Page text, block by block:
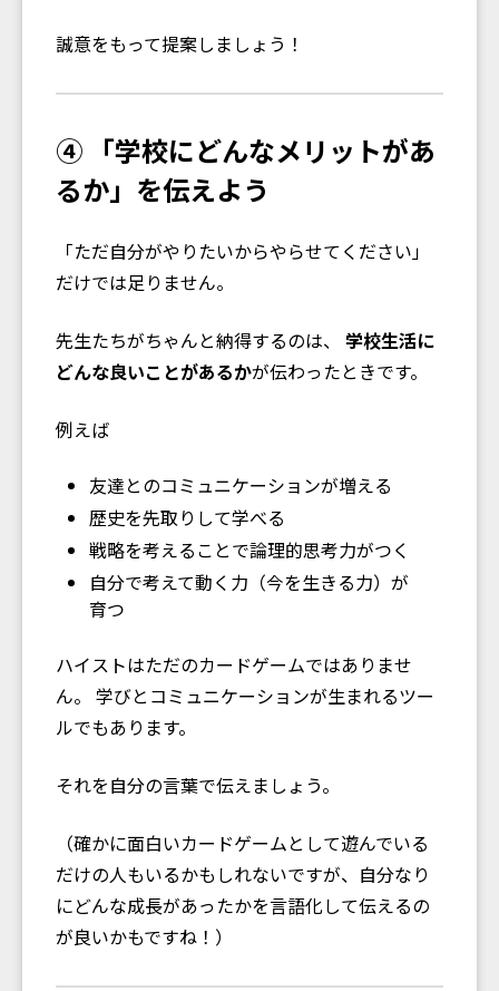
誠意をもって提案しましょう！
④ 「学校にどんなメリットがあ
るか」を伝えよう
「ただ自分がやりたいからやらせてください」
だけでは足りません。
先生たちがちゃんと納得するのは、 学校生活に
どんな良いことがあるかが伝わったときです。
例えば――
友達とのコミュニケーションが増える
歴史を先取りして学べる
戦略を考えることで論理的思考力がつく
自分で考えて動く力（今を生きる力）が
育つ
ハイストはただのカードゲームではありませ
ん。 学びとコミュニケーションが生まれるツー
ルでもあります。
それを自分の言葉で伝えましょう。
（確かに面白いカードゲームとして遊んでいる
だけの人もいるかもしれないですが、自分なり
にどんな成長があったかを言語化して伝えるの
が良いかもですね！）